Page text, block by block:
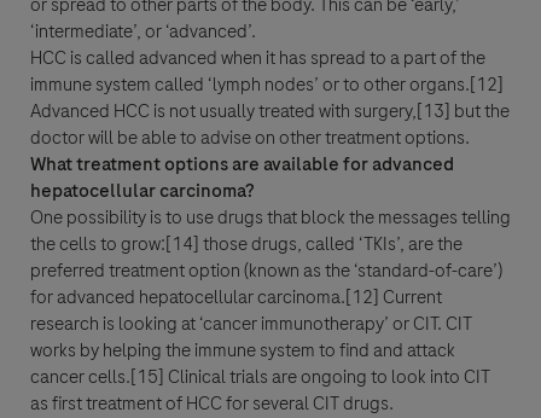
‘intermediate’, or ‘advanced’.
HCC is called advanced when it has spread to a part of the
immune system called ‘lymph nodes’ or to other organs.[12]
Advanced HCC is not usually treated with surgery,[13] but the
doctor will be able to advise on other treatment options.
What treatment options are available for advanced
hepatocellular carcinoma?
One possibility is to use drugs that block the messages telling
the cells to grow:[14] those drugs, called ‘TKIs’, are the
preferred treatment option (known as the ‘standard-of-care’)
for advanced hepatocellular carcinoma.[12] Current
research is looking at ‘cancer immunotherapy’ or CIT. CIT
works by helping the immune system to find and attack
cancer cells.[15] Clinical trials are ongoing to look into CIT
as first treatment of HCC for several CIT drugs.